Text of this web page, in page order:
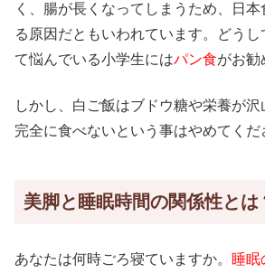
く、腸が長くなってしまうため、日
る原因だともいわれています。どうし
て悩んでいる小学生にはパン食がお勧
しかし、白ご飯はブドウ糖や栄養が
完全に食べないという事はやめてくだ
美脚と睡眠時間の関係性とは
あなたは何時ごろ寝ていますか。 睡眠